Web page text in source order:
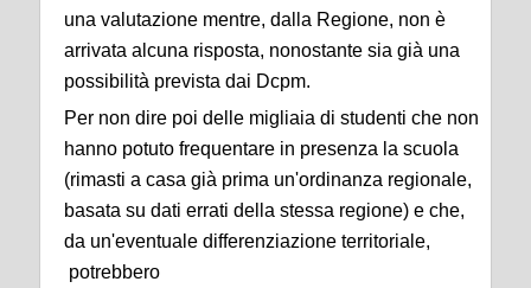
una valutazione mentre, dalla Regione, non è
arrivata alcuna risposta, nonostante sia già una
possibilità prevista dai Dcpm.
Per non dire poi delle migliaia di studenti che non
hanno potuto frequentare in presenza la scuola
(rimasti a casa già prima un'ordinanza regionale,
basata su dati errati della stessa regione) e che,
da un'eventuale differenziazione territoriale,
potrebbero